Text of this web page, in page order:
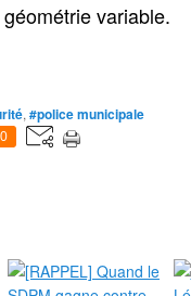
variable.
, #police municipale
0